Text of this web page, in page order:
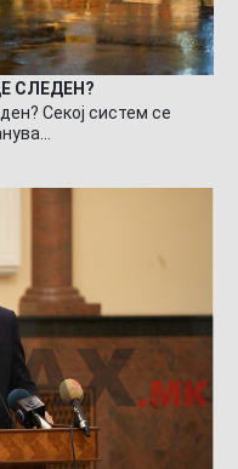
СЛЕДЕН?
Секој систем се